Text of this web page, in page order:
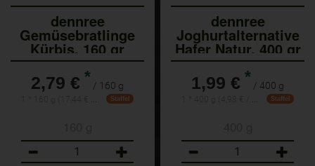
dennree
Gemüsebratlinge
Kürbis, 160 gr
Packung
2,79 € * / 160 g
Staffel
dennree
Joghurtalternative
Hafer Natur, 400 gr
Bec
1,99 € * / 400 g
Staffel